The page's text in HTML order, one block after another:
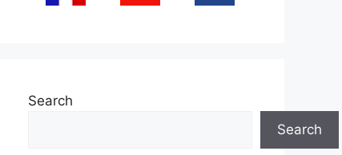
Search
Search